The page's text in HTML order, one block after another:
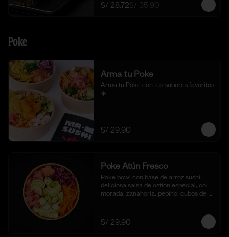
S/ 28.72S/ 35.90
Poke
Arma tu Poke
Arma tu Poke con tus sabores favoritos
☀️
S/ 29.90
Poke Atún Fresco
Poke bowl con base de arroz sushi,
deliciosa salsa de ostión especial, col
morada, zanahoria, pepino, cubos de
S/ 29.90